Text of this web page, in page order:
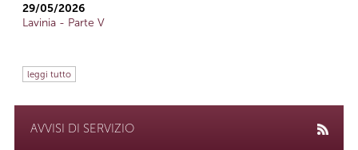
29/05/2026
Lavinia - Parte V
leggi tutto
AVVISI DI SERVIZIO